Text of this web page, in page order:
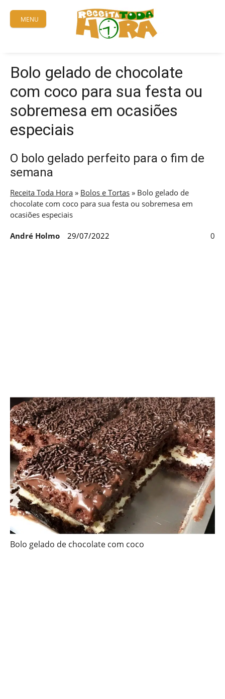
content
MENU
Bolo gelado de chocolate
com coco para sua festa ou
sobremesa em ocasiões
especiais
O bolo gelado perfeito para o fim de
semana
Receita Toda Hora » Bolos e Tortas » Bolo gelado de
chocolate com coco para sua festa ou sobremesa em
ocasiões especiais
André Holmo 29/07/2022 0
Bolo gelado de chocolate com coco